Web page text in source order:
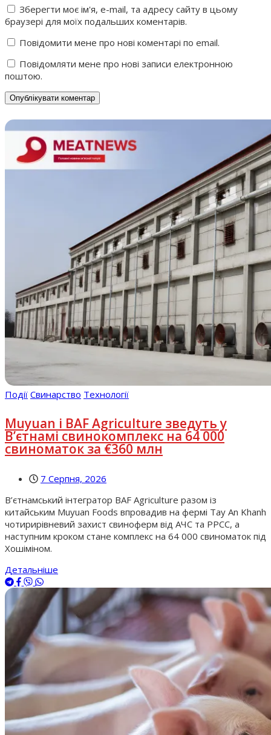
Зберегти моє ім'я, e-mail, та адресу сайту в цьому
браузері для моїх подальших коментарів.
Повідомити мене про нові коментарі по email.
Повідомляти мене про нові записи електронною
поштою.
Події Свинарство Технології
Muyuan і BAF Agriculture зведуть у
В’єтнамі свинокомплекс на 64 000
свиноматок за €360 млн
7 Серпня, 2026
В’єтнамський інтегратор BAF Agriculture разом із
китайським Muyuan Foods впровадив на фермі Tay An Khanh
чотирирівневий захист свиноферм від АЧС та РРСС, а
наступним кроком стане комплекс на 64 000 свиноматок під
Хошіміном.
Детальніше